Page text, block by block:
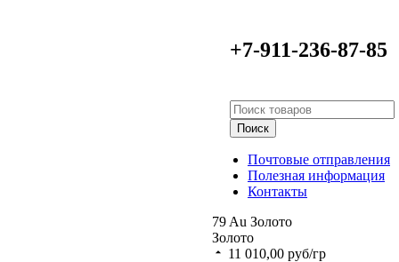
+7-911-236-87-85
Поиск
Почтовые отправления
Полезная информация
Контакты
79 Au Золото
Золото
11 010,00 руб/гр